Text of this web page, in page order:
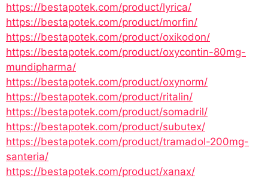
https://bestapotek.com/product/lyrica/
https://bestapotek.com/product/morfin/
https://bestapotek.com/product/oxikodon/
https://bestapotek.com/product/oxycontin-80mg-
mundipharma/
https://bestapotek.com/product/oxynorm/
https://bestapotek.com/product/ritalin/
https://bestapotek.com/product/somadril/
https://bestapotek.com/product/subutex/
https://bestapotek.com/product/tramadol-200mg-
santeria/
https://bestapotek.com/product/xanax/